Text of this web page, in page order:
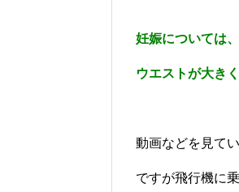
妊娠については
ウエストが大き
動画などを見て
ですが飛行機に